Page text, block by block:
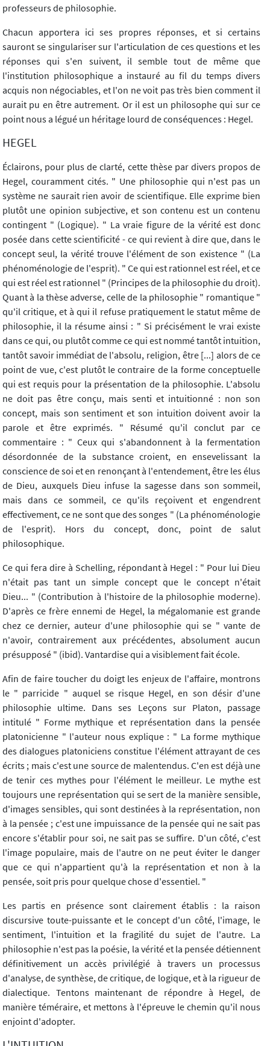
professeurs de philosophie.
Chacun apportera ici ses propres réponses, et si certains
sauront se singulariser sur l'articulation de ces questions et les
réponses qui s'en suivent, il semble tout de même que
l'institution philosophique a instauré au fil du temps divers
acquis non négociables, et l'on ne voit pas très bien comment il
aurait pu en être autrement. Or il est un philosophe qui sur ce
point nous a légué un héritage lourd de conséquences : Hegel.
HEGEL
Éclairons, pour plus de clarté, cette thèse par divers propos de
Hegel, couramment cités. " Une philosophie qui n'est pas un
système ne saurait rien avoir de scientifique. Elle exprime bien
plutôt une opinion subjective, et son contenu est un contenu
contingent " (Logique). " La vraie figure de la vérité est donc
posée dans cette scientificité - ce qui revient à dire que, dans le
concept seul, la vérité trouve l'élément de son existence " (La
phénoménologie de l'esprit). " Ce qui est rationnel est réel, et ce
qui est réel est rationnel " (Principes de la philosophie du droit).
Quant à la thèse adverse, celle de la philosophie " romantique "
qu'il critique, et à qui il refuse pratiquement le statut même de
philosophie, il la résume ainsi : " Si précisément le vrai existe
dans ce qui, ou plutôt comme ce qui est nommé tantôt intuition,
tantôt savoir immédiat de l'absolu, religion, être [...] alors de ce
point de vue, c'est plutôt le contraire de la forme conceptuelle
qui est requis pour la présentation de la philosophie. L'absolu
ne doit pas être conçu, mais senti et intuitionné : non son
concept, mais son sentiment et son intuition doivent avoir la
parole et être exprimés. " Résumé qu'il conclut par ce
commentaire : " Ceux qui s'abandonnent à la fermentation
désordonnée de la substance croient, en ensevelissant la
conscience de soi et en renonçant à l'entendement, être les élus
de Dieu, auxquels Dieu infuse la sagesse dans son sommeil,
mais dans ce sommeil, ce qu'ils reçoivent et engendrent
effectivement, ce ne sont que des songes " (La phénoménologie
de l'esprit). Hors du concept, donc, point de salut
philosophique.
Ce qui fera dire à Schelling, répondant à Hegel : " Pour lui Dieu
n'était pas tant un simple concept que le concept n'était
Dieu... " (Contribution à l'histoire de la philosophie moderne).
D'après ce frère ennemi de Hegel, la mégalomanie est grande
chez ce dernier, auteur d'une philosophie qui se " vante de
n'avoir, contrairement aux précédentes, absolument aucun
présupposé " (ibid). Vantardise qui a visiblement fait école.
Afin de faire toucher du doigt les enjeux de l'affaire, montrons
le " parricide " auquel se risque Hegel, en son désir d'une
philosophie ultime. Dans ses Leçons sur Platon, passage
intitulé " Forme mythique et représentation dans la pensée
platonicienne " l'auteur nous explique : " La forme mythique
des dialogues platoniciens constitue l'élément attrayant de ces
écrits ; mais c'est une source de malentendus. C'en est déjà une
de tenir ces mythes pour l'élément le meilleur. Le mythe est
toujours une représentation qui se sert de la manière sensible,
d'images sensibles, qui sont destinées à la représentation, non
à la pensée ; c'est une impuissance de la pensée qui ne sait pas
encore s'établir pour soi, ne sait pas se suffire. D'un côté, c'est
l'image populaire, mais de l'autre on ne peut éviter le danger
que ce qui n'appartient qu'à la représentation et non à la
pensée, soit pris pour quelque chose d'essentiel. "
Les partis en présence sont clairement établis : la raison
discursive toute-puissante et le concept d'un côté, l'image, le
sentiment, l'intuition et la fragilité du sujet de l'autre. La
philosophie n'est pas la poésie, la vérité et la pensée détiennent
définitivement un accès privilégié à travers un processus
d'analyse, de synthèse, de critique, de logique, et à la rigueur de
dialectique. Tentons maintenant de répondre à Hegel, de
manière téméraire, et mettons à l'épreuve le chemin qu'il nous
enjoint d'adopter.